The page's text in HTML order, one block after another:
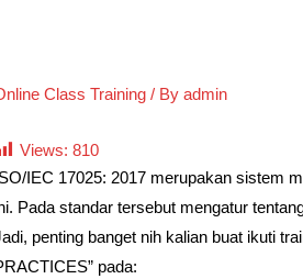
Class Training / By admin
Views: 810
IEC 17025: 2017 merupakan sistem
Pada standar tersebut mengatur
penting banget nih kalian buat ikuti
pada: